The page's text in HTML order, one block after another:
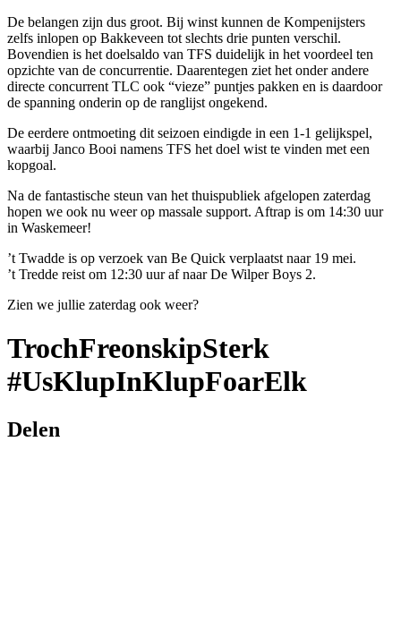
De belangen zijn dus groot. Bij winst kunnen de Kompenijsters
zelfs inlopen op Bakkeveen tot slechts drie punten verschil.
Bovendien is het doelsaldo van TFS duidelijk in het voordeel ten
opzichte van de concurrentie. Daarentegen ziet het onder andere
directe concurrent TLC ook “vieze” puntjes pakken en is daardoor
de spanning onderin op de ranglijst ongekend.
De eerdere ontmoeting dit seizoen eindigde in een 1-1 gelijkspel,
waarbij Janco Booi namens TFS het doel wist te vinden met een
kopgoal.
Na de fantastische steun van het thuispubliek afgelopen zaterdag
hopen we ook nu weer op massale support. Aftrap is om 14:30 uur
in Waskemeer!
’t Twadde is op verzoek van Be Quick verplaatst naar 19 mei.
’t Tredde reist om 12:30 uur af naar De Wilper Boys 2.
Zien we jullie zaterdag ook weer?
TrochFreonskipSterk
#UsKlupInKlupFoarElk
Delen